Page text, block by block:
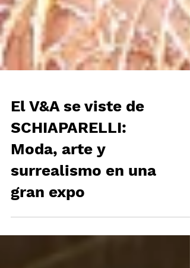
El V&A se viste de
SCHIAPARELLI:
Moda, arte y
surrealismo en una